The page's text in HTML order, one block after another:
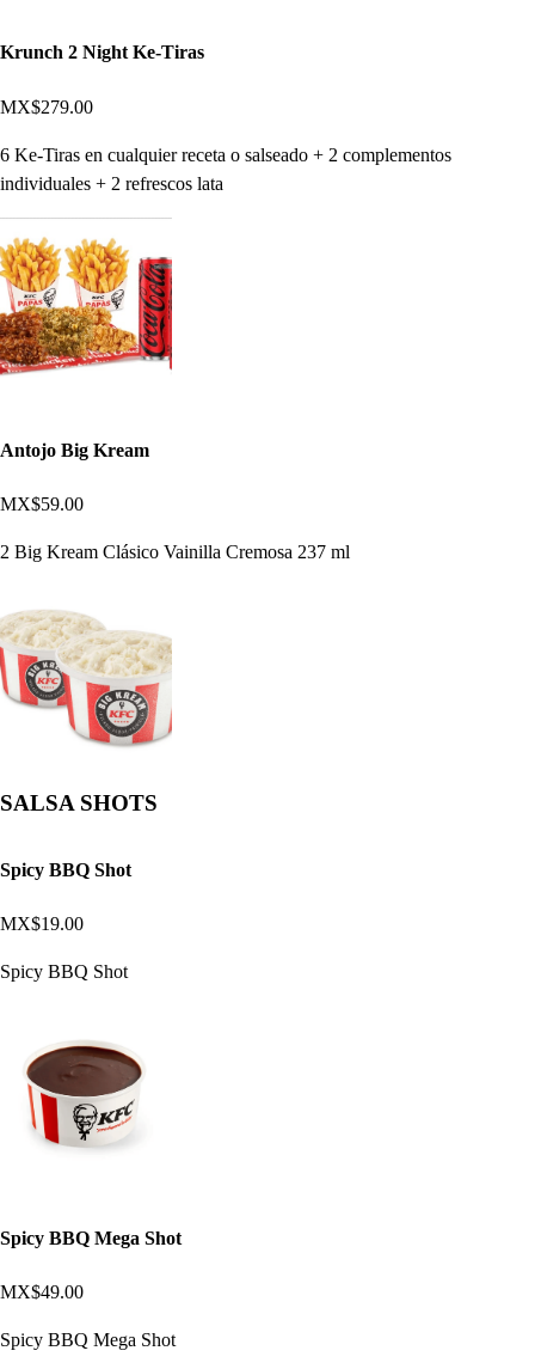
Krunch 2 Night Ke-Tiras
MX$279.00
6 Ke-Tiras en cualquier receta o salseado + 2 complementos
individuales + 2 refrescos lata
Antojo Big Kream
MX$59.00
2 Big Kream Clásico Vainilla Cremosa 237 ml
SALSA SHOTS
Spicy BBQ Shot
MX$19.00
Spicy BBQ Shot
Spicy BBQ Mega Shot
MX$49.00
Spicy BBQ Mega Shot